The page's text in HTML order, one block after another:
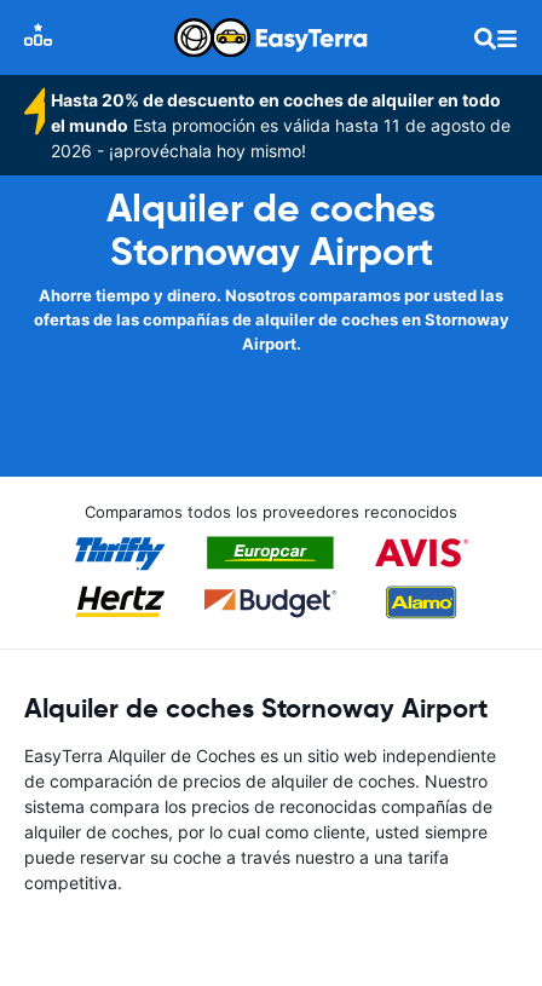
Hasta 20% de descuento en coches de alquiler en todo
el mundo Esta promoción es válida hasta 11 de agosto de
2026 - ¡aprovéchala hoy mismo!
Alquiler de coches
Stornoway Airport
Ahorre tiempo y dinero. Nosotros comparamos por usted las
ofertas de las compañías de alquiler de coches en Stornoway
Airport.
Comparamos todos los proveedores reconocidos
Alquiler de coches Stornoway Airport
EasyTerra Alquiler de Coches es un sitio web independiente
de comparación de precios de alquiler de coches. Nuestro
sistema compara los precios de reconocidas compañías de
alquiler de coches, por lo cual como cliente, usted siempre
puede reservar su coche a través nuestro a una tarifa
competitiva.